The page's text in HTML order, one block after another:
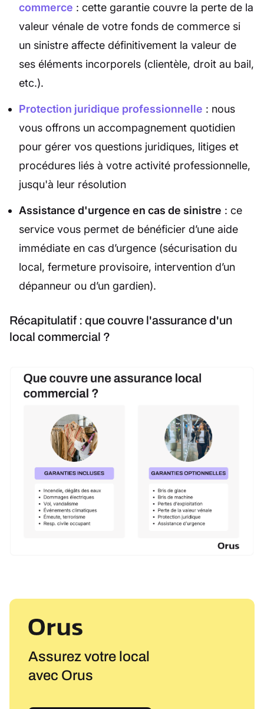
commerce : cette garantie couvre la perte de la
valeur vénale de votre fonds de commerce si
un sinistre affecte définitivement la valeur de
ses éléments incorporels (clientèle, droit au bail,
etc.).
Protection juridique professionnelle : nous
vous offrons un accompagnement quotidien
pour gérer vos questions juridiques, litiges et
procédures liés à votre activité professionnelle,
jusqu'à leur résolution
Assistance d'urgence en cas de sinistre : ce
service vous permet de bénéficier d’une aide
immédiate en cas d’urgence (sécurisation du
local, fermeture provisoire, intervention d’un
dépanneur ou d’un gardien).
Récapitulatif : que couvre l'assurance d'un
local commercial ?
Assurez votre local
avec Orus